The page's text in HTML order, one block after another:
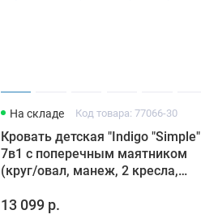
На складе Код товара: 77066-30
Кровать детская "Indigo "Simple"
7в1 с поперечным маятником
(круг/овал, манеж, 2 кресла,
13 099 р.